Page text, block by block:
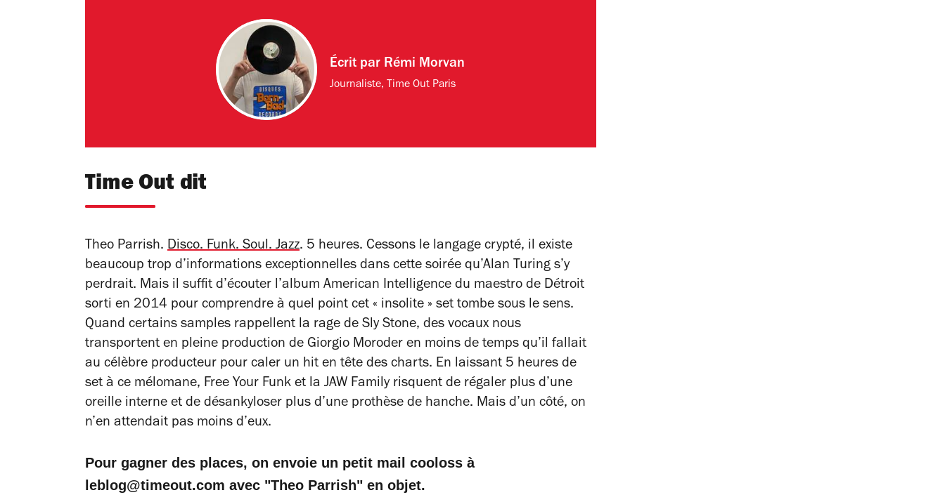
Écrit par Rémi Morvan
Journaliste, Time Out Paris
Time Out dit
Theo Parrish. Disco. Funk. Soul. Jazz. 5 heures. Cessons le langage crypté, il existe
beaucoup trop d’informations exceptionnelles dans cette soirée qu’Alan Turing s’y
perdrait. Mais il suffit d’écouter l’album American Intelligence du maestro de Détroit
sorti en 2014 pour comprendre à quel point cet « insolite » set tombe sous le sens.
Quand certains samples rappellent la rage de Sly Stone, des vocaux nous
transportent en pleine production de Giorgio Moroder en moins de temps qu’il fallait
au célèbre producteur pour caler un hit en tête des charts. En laissant 5 heures de
set à ce mélomane, Free Your Funk et la JAW Family risquent de régaler plus d’une
oreille interne et de désankyloser plus d’une prothèse de hanche. Mais d’un côté, on
n’en attendait pas moins d’eux.
Pour gagner des places, on envoie un petit mail cooloss à
leblog@timeout.com avec "Theo Parrish" en objet.